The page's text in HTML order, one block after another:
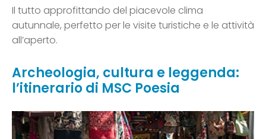
Il tutto approfittando del piacevole clima
autunnale, perfetto per le visite turistiche e le attività
all’aperto.
Archeologia, cultura e leggenda:
l’itinerario di MSC Poesia